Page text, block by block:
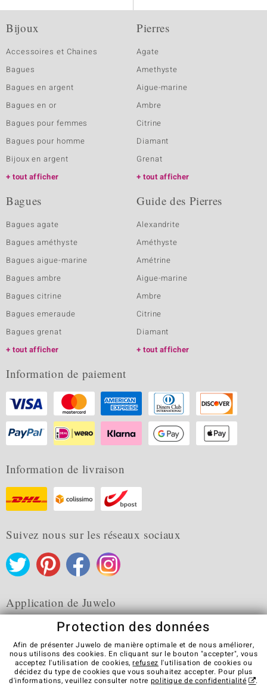
Bijoux
Accessoires et Chaines
Bagues
Bagues en argent
Bagues en or
Bagues pour femmes
Bagues pour homme
Bijoux en argent
tout afficher
Pierres
Agate
Amethyste
Aigue-marine
Ambre
Citrine
Diamant
Grenat
tout afficher
Bagues
Bagues agate
Bagues améthyste
Bagues aigue-marine
Bagues ambre
Bagues citrine
Bagues emeraude
Bagues grenat
tout afficher
Guide des Pierres
Alexandrite
Améthyste
Amétrine
Aigue-marine
Ambre
Citrine
Diamant
tout afficher
Information de paiement
Information de livraison
Suivez nous sur les réseaux sociaux
Application de Juwelo
CGV Protection des données
Cookies
Mentions légales
Contact Révocation du contrat
Protection des données
Afin de présenter Juwelo de manière optimale et de nous améliorer,
nous utilisons des cookies. En cliquant sur le bouton "accepter", vous
acceptez l'utilisation de cookies,refusez l'utilisation de cookies ou
décidez du type de cookies que vous souhaitez accepter. Pour plus
d'informations, veuillez consulter notre politique de confidentialité .